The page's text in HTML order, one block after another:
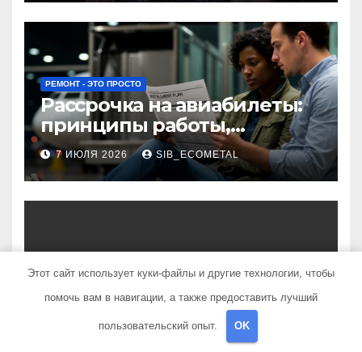
РЕМОНТ - ЭТО ПРОСТО
Рассрочка на авиабилеты:
принципы работы,
требования и
потенциальные риски
7 ИЮЛЯ 2026 SIB_ECOMETAL
Способы освоения
современных профессий
через онлайн-курсы
Этот сайт использует куки-файлы и другие технологии, чтобы
помочь вам в навигации, а также предоставить лучший
пользовательский опыт. OK